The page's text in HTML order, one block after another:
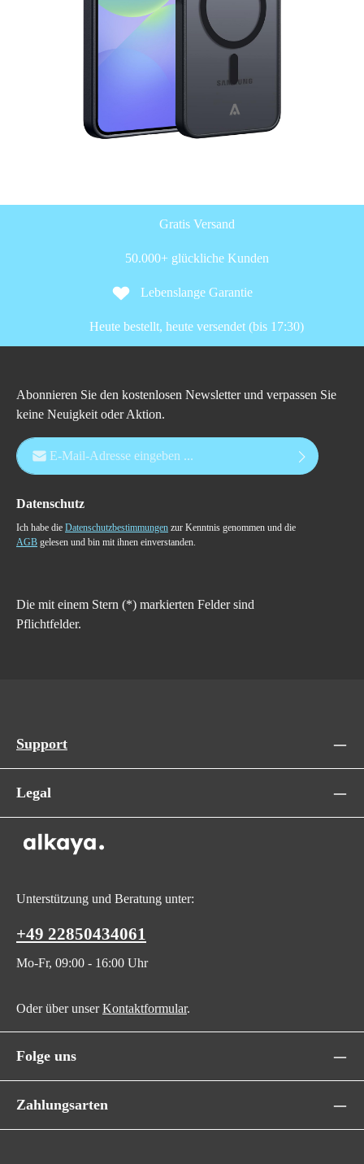
Gratis Versand
50.000+ glückliche Kunden
Lebenslange Garantie
Heute bestellt, heute versendet (bis 17:30)
Abonnieren Sie den kostenlosen Newsletter und verpassen Sie
keine Neuigkeit oder Aktion.
E-Mail-Adresse*
Datenschutz
Ich habe die Datenschutzbestimmungen zur Kenntnis genommen und die
AGB gelesen und bin mit ihnen einverstanden.
Die mit einem Stern (*) markierten Felder sind
Pflichtfelder.
Support
Legal
Unterstützung und Beratung unter:
+49 22850434061
Mo-Fr, 09:00 - 16:00 Uhr
Oder über unserKontaktformular.
Folge uns
Zahlungsarten